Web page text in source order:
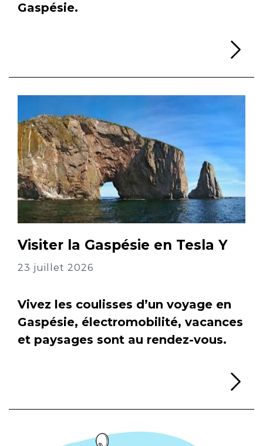
Gaspésie.
Visiter la Gaspésie en Tesla Y
23 juillet 2026
Vivez les coulisses d’un voyage en
Gaspésie, électromobilité, vacances
et paysages sont au rendez-vous.